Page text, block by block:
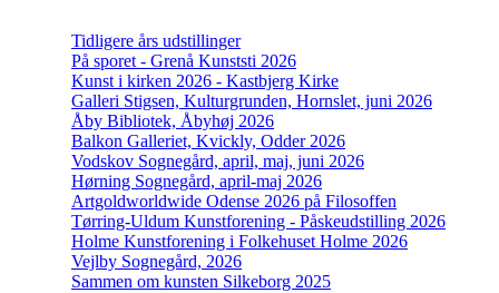
Tidligere års udstillinger
På sporet - Grenå Kunststi 2026
Kunst i kirken 2026 - Kastbjerg Kirke
Galleri Stigsen, Kulturgrunden, Hornslet, juni 2026
Åby Bibliotek, Åbyhøj 2026
Balkon Galleriet, Kvickly, Odder 2026
Vodskov Sognegård, april, maj, juni 2026
Hørning Sognegård, april-maj 2026
Artgoldworldwide Odense 2026 på Filosoffen
Tørring-Uldum Kunstforening - Påskeudstilling 2026
Holme Kunstforening i Folkehuset Holme 2026
Vejlby Sognegård, 2026
Sammen om kunsten Silkeborg 2025